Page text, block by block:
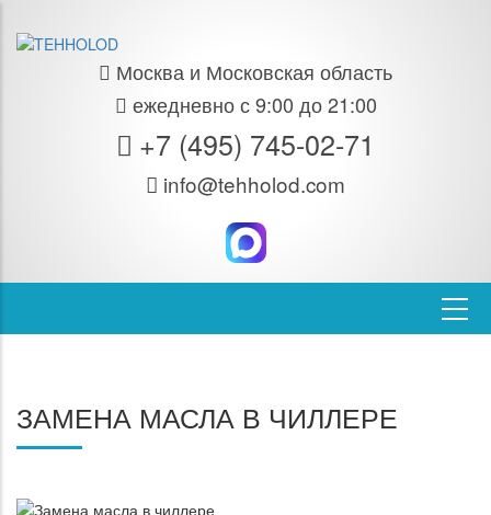
Москва и Московская область
ежедневно с 9:00 до 21:00
+7 (495) 745-02-71
info@tehholod.com
ЗАМЕНА МАСЛА В ЧИЛЛЕРЕ